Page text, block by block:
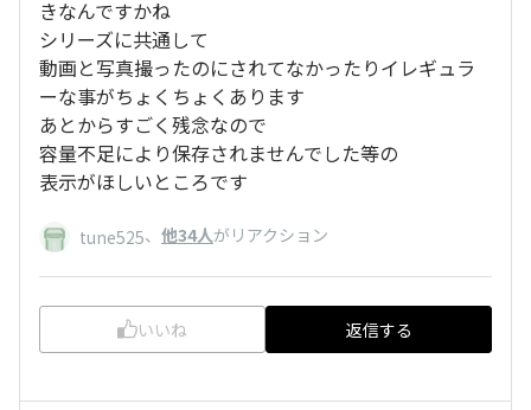
きなんですかね
シリーズに共通して
動画と写真撮ったのにされてなかったりイレギュラ
ーな事がちょくちょくあります
あとからすごく残念なので
容量不足により保存されませんでした等の
表示がほしいところです
tune525、 他34人がリアクション
いいね 返信する